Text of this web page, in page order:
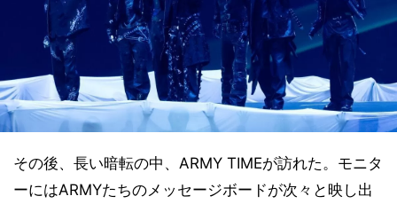
その後、長い暗転の中、ARMY TIMEが訪れた。モニタ
ーにはARMYたちのメッセージボードが次々と映し出